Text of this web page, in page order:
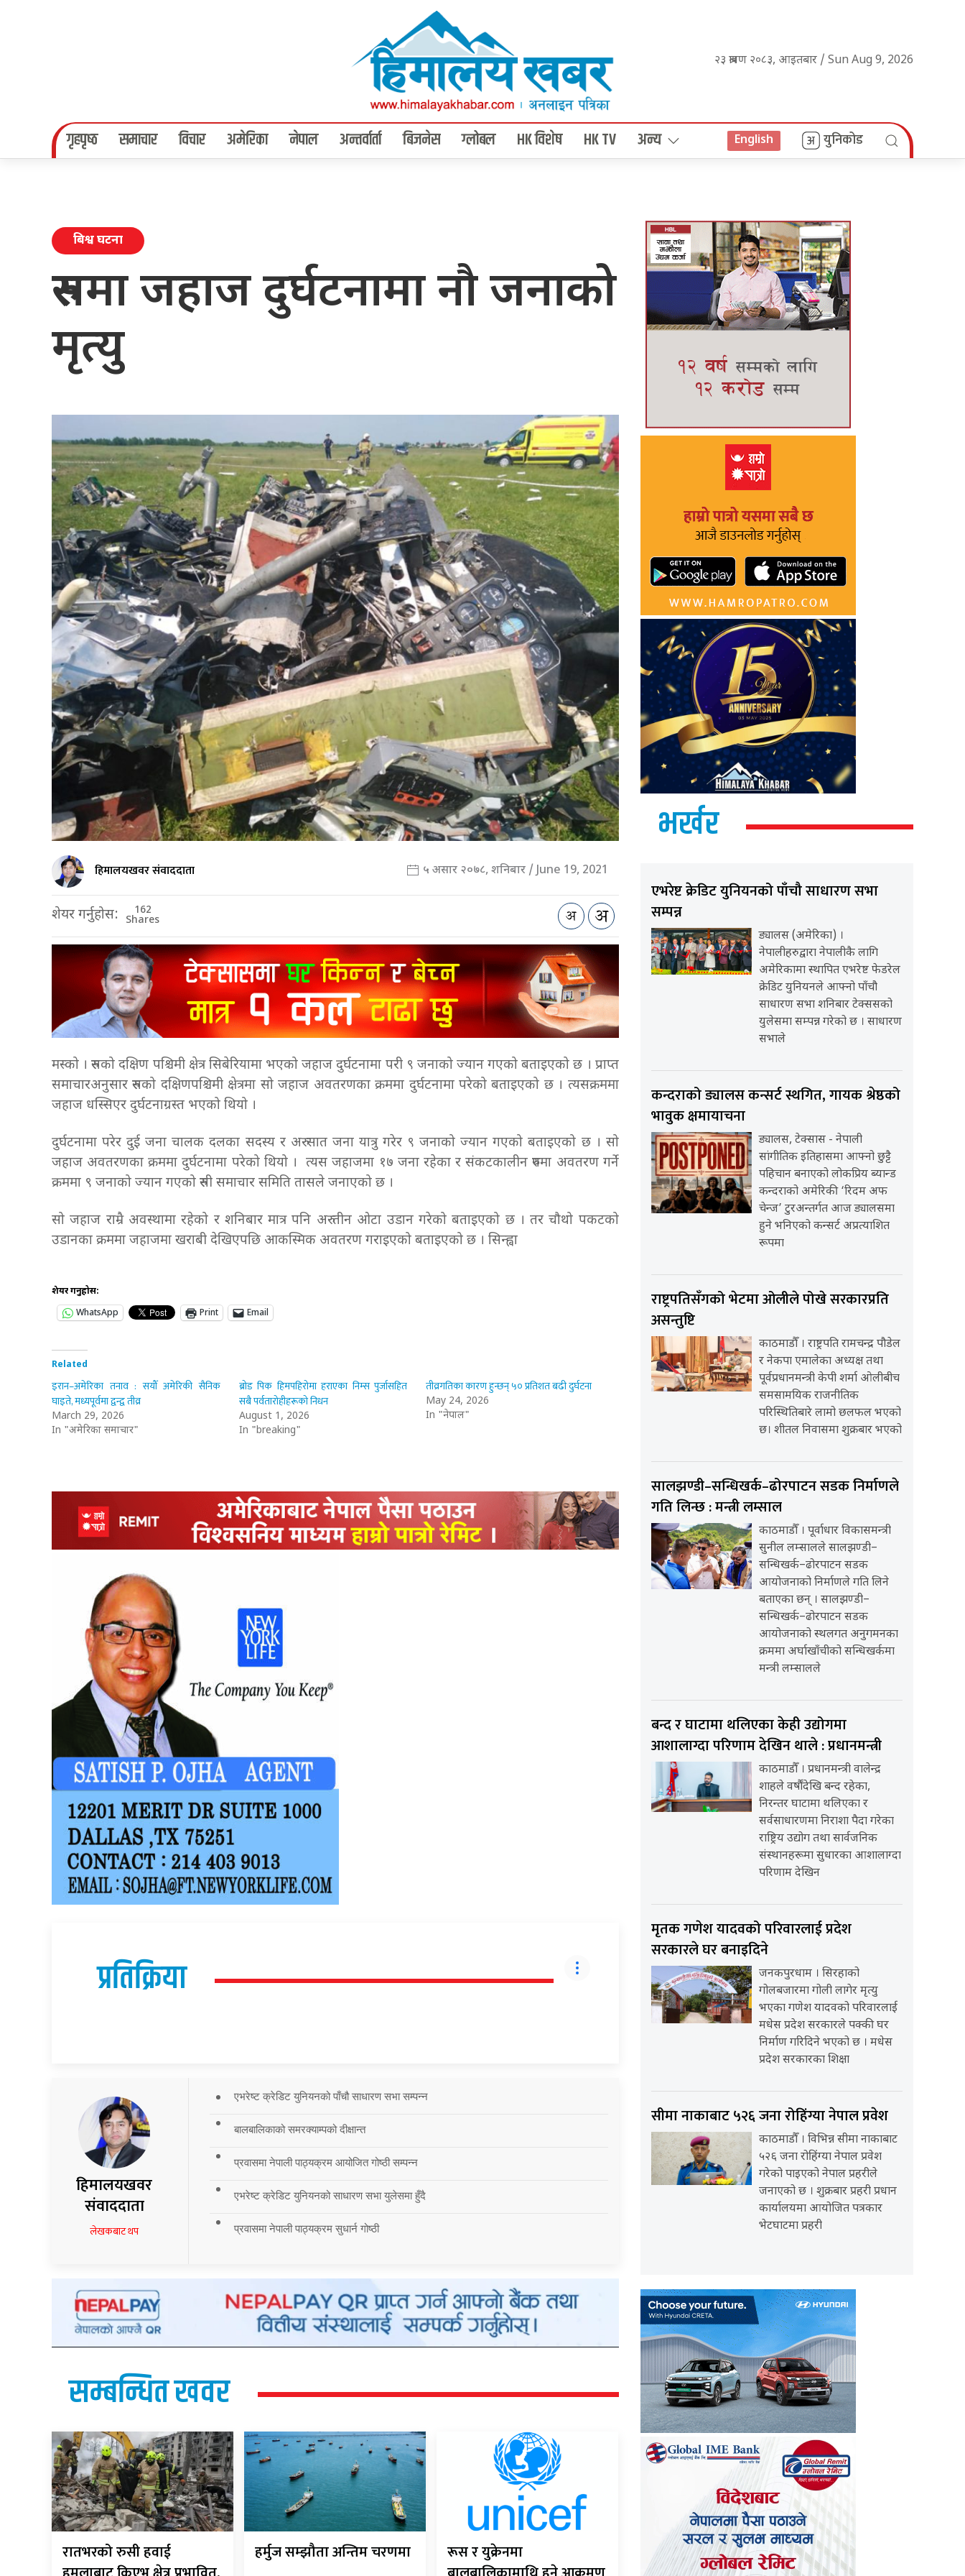
२३ श्रावण २०८३, आइतबार / Sun Aug 9, 2026
गृहपृष्‍ठ समाचार विचार अमेरिका नेपाल अन्तर्वार्ता बिजनेस ग्लोबल HK विशेष HK TV अन्य English युनिकोड
बिश्व घटना
रुसमा जहाज दुर्घटनामा नौ जनाको
मृत्यु
हिमालयखवर संवाददाता ५ असार २०७८, शनिबार / June 19, 2021
शेयर गर्नुहोस: 162
Shares
मस्को । रुसको दक्षिण पश्चिमी क्षेत्र सिबेरियामा भएको जहाज दुर्घटनामा परी ९ जनाको ज्यान गएको बताइएको छ । प्राप्त
समाचारअनुसार रुसको दक्षिणपश्चिमी क्षेत्रमा सो जहाज अवतरणका क्रममा दुर्घटनामा परेको बताइएको छ । त्यसक्रममा
जहाज धस्सिएर दुर्घटनाग्रस्त भएको थियो ।
दुर्घटनामा परेर दुई जना चालक दलका सदस्य र अरु सात जना यात्रु गरेर ९ जनाको ज्यान गएको बताइएको छ । सो
जहाज अवतरणका क्रममा दुर्घटनामा परेको थियो । त्यस जहाजमा १७ जना रहेका र संकटकालीन रुपमा अवतरण गर्ने
क्रममा ९ जनाको ज्यान गएको रुसी समाचार समिति तासले जनाएको छ ।
सो जहाज राम्रै अवस्थामा रहेको र शनिबार मात्र पनि अरु तीन ओटा उडान गरेको बताइएको छ । तर चौथो पकटको
उडानका क्रममा जहाजमा खराबी देखिएपछि आकस्मिक अवतरण गराइएको बताइएको छ । सिन्ह्वा
शेयर गर्नुहोस:
WhatsApp
Print Email
Related
इरान–अमेरिका तनाव : सयौँ अमेरिकी सैनिक
घाइते, मध्यपूर्वमा द्वन्द्व तीव्र
March 29, 2026
In "अमेरिका समाचार"
ब्रोड पिक हिमपहिरोमा हराएका निम्स पुर्जासहित
सबै पर्वतारोहीहरूको निधन
August 1, 2026
In "breaking"
तीव्रगतिका कारण हुन्छन् ५० प्रतिशत बढी दुर्घटना
May 24, 2026
In "नेपाल"
प्रतिक्रिया
हिमालयखवर
संवाददाता
लेखकबाट थप
एभरेष्ट क्रेडिट युनियनको पाँचौ साधारण सभा सम्पन्न
बालबालिकाको समरक्याम्पको दीक्षान्त
प्रवासमा नेपाली पाठ्यक्रम आयोजित गोष्ठी सम्पन्न
एभरेष्ट क्रेडिट युनियनको साधारण सभा युलेसमा हुँदै
प्रवासमा नेपाली पाठ्यक्रम सुधार्न गोष्ठी
सम्बन्धित खवर
रातभरको रुसी हवाई
हर्मुज सम्झौता अन्तिम चरणमा
रूस र युक्रेनमा
भर्खर
एभरेष्ट क्रेडिट युनियनको पाँचौ साधारण सभा
सम्पन्न
ड्यालस (अमेरिका) ।
नेपालीहरुद्वारा नेपालीकै लागि
अमेरिकामा स्थापित एभरेष्ट फेडरेल
क्रेडिट युनियनले आफ्नो पाँचौ
साधारण सभा शनिबार टेक्ससको
युलेसमा सम्पन्न गरेको छ । साधारण
सभाले
कन्दराको ड्यालस कन्सर्ट स्थगित, गायक श्रेष्ठको
भावुक क्षमायाचना
ड्यालस, टेक्सास - नेपाली
सांगीतिक इतिहासमा आफ्नो छुट्टै
पहिचान बनाएको लोकप्रिय ब्यान्ड
कन्दराको अमेरिकी ‘रिदम अफ
चेन्ज’ टुरअन्तर्गत आज ड्यालसमा
हुने भनिएको कन्सर्ट अप्रत्याशित
रूपमा
राष्ट्रपतिसँगको भेटमा ओलीले पोखे सरकारप्रति
असन्तुष्टि
काठमाडौँ । राष्ट्रपति रामचन्द्र पौडेल
र नेकपा एमालेका अध्यक्ष तथा
पूर्वप्रधानमन्त्री केपी शर्मा ओलीबीच
समसामयिक राजनीतिक
परिस्थितिबारे लामो छलफल भएको
छ। शीतल निवासमा शुक्रबार भएको
सालझण्डी–सन्धिखर्क–ढोरपाटन सडक निर्माणले
गति लिन्छ : मन्त्री लम्साल
काठमाडौँ । पूर्वाधार विकासमन्त्री
सुनील लम्सालले सालझण्डी–
सन्धिखर्क–ढोरपाटन सडक
आयोजनाको निर्माणले गति लिने
बताएका छन् । सालझण्डी–
सन्धिखर्क–ढोरपाटन सडक
आयोजनाको स्थलगत अनुगमनका
क्रममा अर्घाखाँचीको सन्धिखर्कमा
मन्त्री लम्सालले
बन्द र घाटामा थलिएका केही उद्योगमा
आशालाग्दा परिणाम देखिन थाले : प्रधानमन्त्री
काठमाडौँ । प्रधानमन्त्री वालेन्द्र
शाहले वर्षौंदेखि बन्द रहेका,
निरन्तर घाटामा थलिएका र
सर्वसाधारणमा निराशा पैदा गरेका
राष्ट्रिय उद्योग तथा सार्वजनिक
संस्थानहरूमा सुधारका आशालाग्दा
परिणाम देखिन
मृतक गणेश यादवको परिवारलाई प्रदेश
सरकारले घर बनाइदिने
जनकपुरधाम । सिरहाको
गोलबजारमा गोली लागेर मृत्यु
भएका गणेश यादवको परिवारलाई
मधेस प्रदेश सरकारले पक्की घर
निर्माण गरिदिने भएको छ । मधेस
प्रदेश सरकारका शिक्षा
सीमा नाकाबाट ५२६ जना रोहिंग्या नेपाल प्रवेश
काठमाडौँ । विभिन्न सीमा नाकाबाट
५२६ जना रोहिंग्या नेपाल प्रवेश
गरेको पाइएको नेपाल प्रहरीले
जनाएको छ । शुक्रबार प्रहरी प्रधान
कार्यालयमा आयोजित पत्रकार
भेटघाटमा प्रहरी